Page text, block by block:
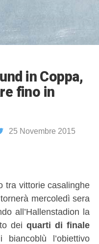
in Coppa,
fino in
25 Novembre 2015
tra vittorie casalinghe
mercoledì sera
all’Hallenstadion la
deiquarti di finale
l’obiettivo